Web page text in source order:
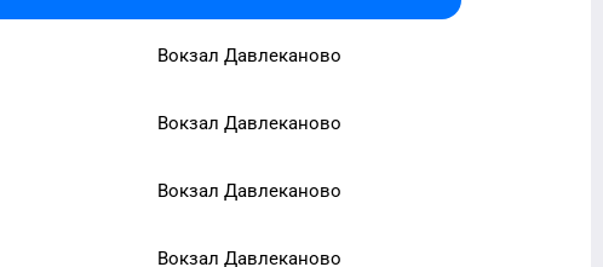
Вокзал Давлеканово
Вокзал Давлеканово
Вокзал Давлеканово
Вокзал Давлеканово